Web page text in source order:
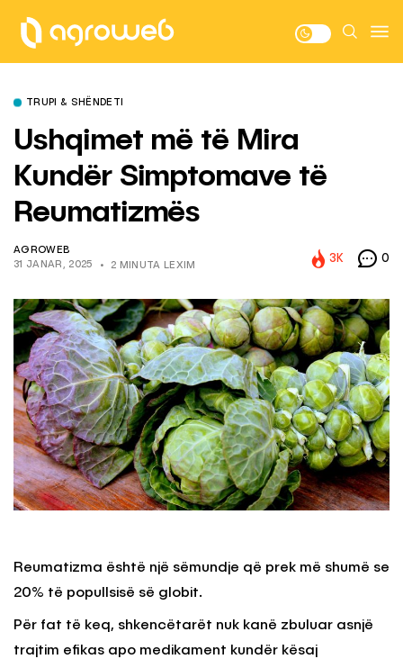
TRUPI & SHËNDETI
Ushqimet më të Mira
Kundër Simptomave të
Reumatizmës
AGROWEB
31 JANAR, 2025
2 MINUTA LEXIM
3K 0
Reumatizma është një sëmundje që prek më shumë se
20% të popullsisë së globit.
Për fat të keq, shkencëtarët nuk kanë zbuluar asnjë
trajtim efikas apo medikament kundër kësaj